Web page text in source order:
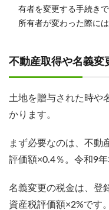
有者を変更する手続き
所有者が変わった際に
不動産取得や名義変
土地を贈与された時や
かります。
まず必要なのは、不動
評価額×0.4％。令和9年
名義変更の税金は、登
資産税評価額×2%です。